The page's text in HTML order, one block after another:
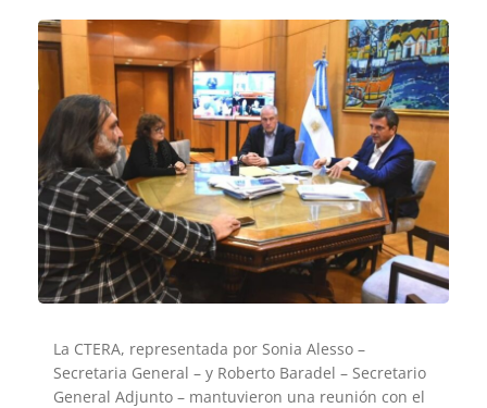
La CTERA, representada por Sonia Alesso –
Secretaria General – y Roberto Baradel – Secretario
General Adjunto – mantuvieron una reunión con el